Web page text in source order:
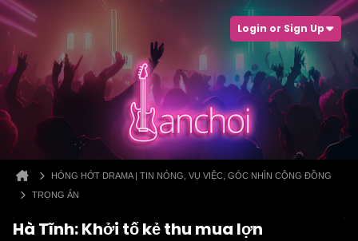
Login or Sign Up
HÓNG HỚT DRAMA | TIN NÓNG, VỤ VIỆC, GÓC NHÌN CỘNG ĐỒNG
TRỌNG ÁN
Hà Tĩnh: Khởi tố kẻ thu mua lợn